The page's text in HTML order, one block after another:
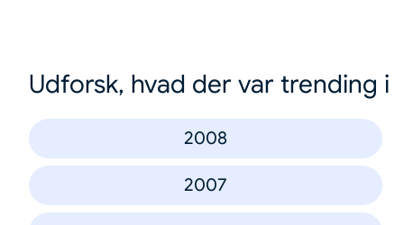
Udforsk, hvad der var trending i
2008
2007